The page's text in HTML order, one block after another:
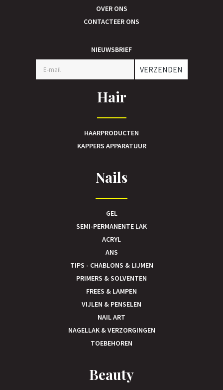
OVER ONS
CONTACTEER ONS
NIEUWSBRIEF
VERZENDEN
Hair
HAARPRODUCTEN
KAPPERS APPARATUUR
Nails
GEL
SEMI-PERMANENTE LAK
ACRYL
ANS
TIPS - CHABLONS & LIJMEN
PRIMERS & SOLVENTEN
FREES & LAMPEN
VIJLEN & PENSELEN
NAIL ART
NAGELLAK & VERZORGINGEN
TOEBEHOREN
Beauty